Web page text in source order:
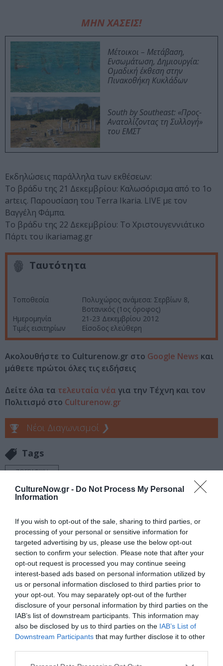
CultureNow.gr - Do Not Process My Personal
Information
If you wish to opt-out of the sale, sharing to third parties, or
processing of your personal or sensitive information for
targeted advertising by us, please use the below opt-out
section to confirm your selection. Please note that after your
opt-out request is processed you may continue seeing
interest-based ads based on personal information utilized by
us or personal information disclosed to third parties prior to
your opt-out. You may separately opt-out of the further
disclosure of your personal information by third parties on the
IAB’s list of downstream participants. This information may
also be disclosed by us to third parties on the IAB’s List of
Downstream Participants that may further disclose it to other
ΜΗΝ ΧΑΣΕΙΣ!
Μέτοικοι – Μετάβαση,
Ενσωμάτωση, Δημιουργία:
Ομαδική έκθεση στην
Πινακοθήκη Κυκλάδων
South by Southeast: «Προς-
Ανατολίζοντας τη Συλλογή»
του ΕΜΣΤ
Εκδηλώσεις παράλληλα των εκθέσεων:
Το βράδυ της 21 Δεκεμβρίου: Καλωσόρισμα από το 1ο
artεις. Παρουσίαση του Terra Ikaria. LIVE με τον
Βαγγέλη Φάμπα.
Το βράδυ της 22 Δεκεμβρίου: Το Χριστουγεννιάτικο
Πάρτι του ikariamag.gr
Ταυτότητα
Τοποθεσία
Πολυχώρος ανάμεσα: Σερβίων 8,
Βοτανικός (1ος όροφος)
Ημερομηνία
21-23 Δεκεμβρίου 2012
Τιμές εισιτηρίων
Είσοδος ελεύθερη
Ακολουθήστε το Culturenow.gr στο Google News και
μάθετε πρώτοι όλες τις ειδήσεις
Δείτε όλα τα τελευταία νέα για την Τέχνη και τον
Πολιτισμό στο Culturenow.gr
Νέοι Διαγωνισμοί ❯
Tags
ΖΩΓΡΑΦΙΚΗ
Newsletter
την Τέχνη και τον Πολιτισμό!
Ακολουθήστε το Culturenow.gr
Σχετικά Άρθρα